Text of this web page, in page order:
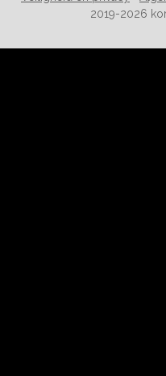
2019-2026